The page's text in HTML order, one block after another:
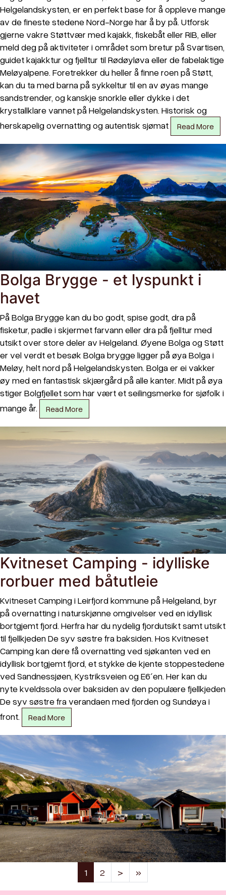
Helgelandskysten, er en perfekt base for å oppleve mange
av de fineste stedene Nord-Norge har å by på. Utforsk
gjerne vakre Støttvær med kajakk, fiskebåt eller RIB, eller
meld deg på aktiviteter i området som bretur på Svartisen,
guidet kajakktur og fjelltur til Rødøyløva eller de fabelaktige
Meløyalpene. Foretrekker du heller å finne roen på Støtt,
kan du ta med barna på sykkeltur til en av øyas mange
sandstrender, og kanskje snorkle eller dykke i det
krystallklare vannet på Helgelandskysten. Historisk og
herskapelig overnatting og autentisk sjømat
Read More
Bolga Brygge - et lyspunkt i
havet
På Bolga Brygge kan du bo godt, spise godt, dra på
fisketur, padle i skjermet farvann eller dra på fjelltur med
utsikt over store deler av Helgeland. Øyene Bolga og Støtt
er vel verdt et besøk Bolga brygge ligger på øya Bolga i
Meløy, helt nord på Helgelandskysten. Bolga er ei vakker
øy med en fantastisk skjærgård på alle kanter. Midt på øya
stiger Bolgfjellet som har vært et seilingsmerke for sjøfolk i
mange år.
Read More
Kvitneset Camping - idylliske
rorbuer med båtutleie
Kvitneset Camping i Leirfjord kommune på Helgeland, byr
på overnatting i naturskjønne omgivelser ved en idyllisk
bortgjemt fjord. Herfra har du nydelig fjordutsikt samt utsikt
til fjellkjeden De syv søstre fra baksiden. Hos Kvitneset
Camping kan dere få overnatting ved sjøkanten ved en
idyllisk bortgjemt fjord, et stykke de kjente stoppestedene
ved Sandnessjøen, Kystriksveien og E6´en. Her kan du
nyte kveldssola over baksiden av den populære fjellkjeden
De syv søstre fra verandaen med fjorden og Sundøya i
front.
Read More
1 (current)
2 > »